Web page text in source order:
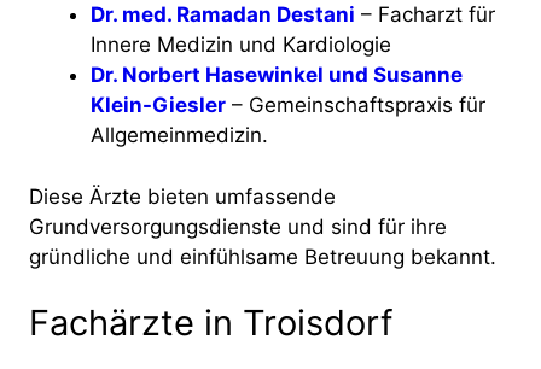
Dr. med. Ramadan Destani – Facharzt für
Innere Medizin und Kardiologie
Dr. Norbert Hasewinkel und Susanne
Klein-Giesler – Gemeinschaftspraxis für
Allgemeinmedizin​​.
Diese Ärzte bieten umfassende
Grundversorgungsdienste und sind für ihre
gründliche und einfühlsame Betreuung bekannt.
Fachärzte in Troisdorf